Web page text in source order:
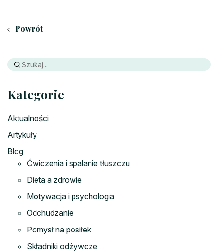
Powrót
Kategorie
Aktualności
Artykuły
Blog
Ćwiczenia i spalanie tłuszczu
Dieta a zdrowie
Motywacja i psychologia
Odchudzanie
Pomysł na posiłek
Składniki odżywcze